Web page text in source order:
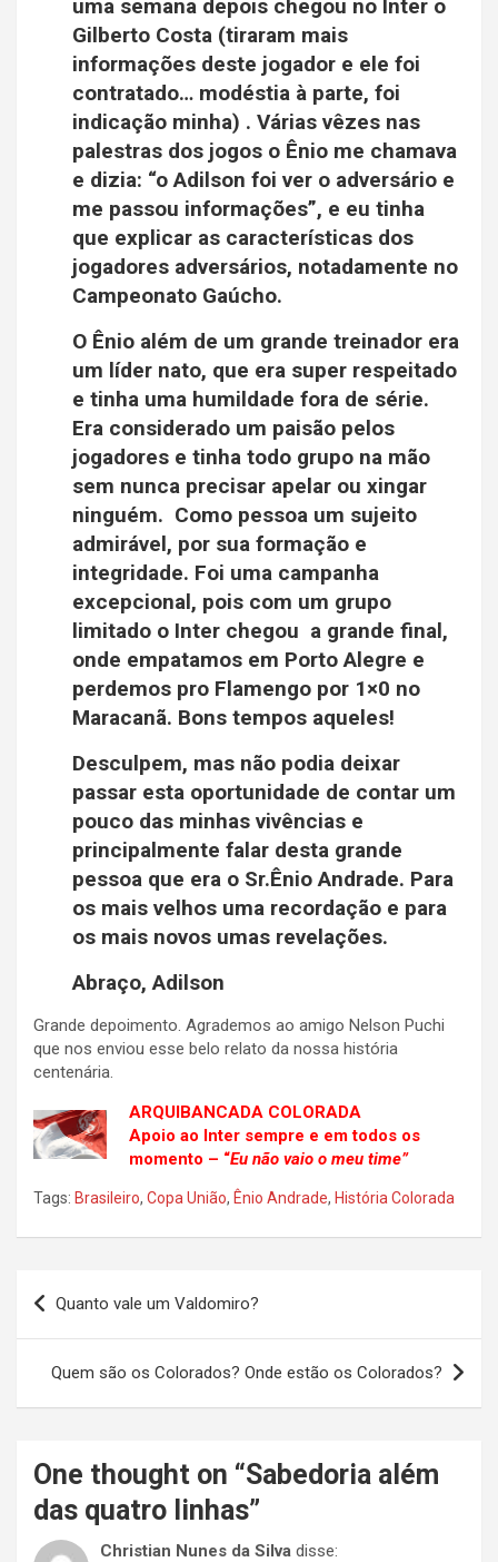
uma semana depois chegou no Inter o
Gilberto Costa (tiraram mais
informações deste jogador e ele foi
contratado… modéstia à parte, foi
indicação minha) . Várias vêzes nas
palestras dos jogos o Ênio me chamava
e dizia: “o Adilson foi ver o adversário e
me passou informações”, e eu tinha
que explicar as características dos
jogadores adversários, notadamente no
Campeonato Gaúcho.
O Ênio além de um grande treinador era
um líder nato, que era super respeitado
e tinha uma humildade fora de série.
Era considerado um paisão pelos
jogadores e tinha todo grupo na mão
sem nunca precisar apelar ou xingar
ninguém. Como pessoa um sujeito
admirável, por sua formação e
integridade. Foi uma campanha
excepcional, pois com um grupo
limitado o Inter chegou a grande final,
onde empatamos em Porto Alegre e
perdemos pro Flamengo por 1×0 no
Maracanã. Bons tempos aqueles!
Desculpem, mas não podia deixar
passar esta oportunidade de contar um
pouco das minhas vivências e
principalmente falar desta grande
pessoa que era o Sr.Ênio Andrade. Para
os mais velhos uma recordação e para
os mais novos umas revelações.
Abraço, Adilson
Grande depoimento. Agrademos ao amigo Nelson Puchi
que nos enviou esse belo relato da nossa história
centenária.
ARQUIBANCADA COLORADA
Apoio ao Inter sempre e em todos os
momento – “Eu não vaio o meu time”
Tags: Brasileiro, Copa União, Ênio Andrade, História Colorada
Navegação
de
Post
Quanto vale um Valdomiro?
Quem são os Colorados? Onde estão os Colorados?
One thought on “Sabedoria além
das quatro linhas”
Christian Nunes da Silva disse: